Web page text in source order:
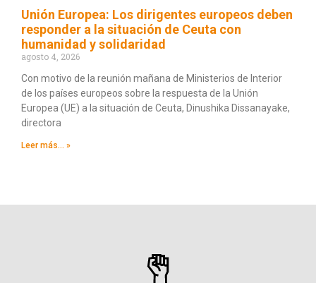
Unión Europea: Los dirigentes europeos deben
responder a la situación de Ceuta con
humanidad y solidaridad
agosto 4, 2026
Con motivo de la reunión mañana de Ministerios de Interior
de los países europeos sobre la respuesta de la Unión
Europea (UE) a la situación de Ceuta, Dinushika Dissanayake,
directora
Leer más... »